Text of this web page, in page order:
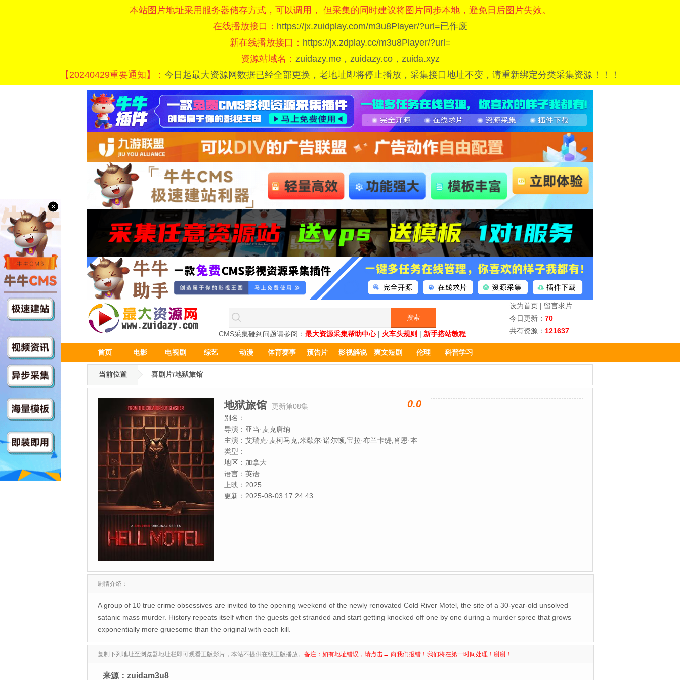
本站图片地址采用服务器储存方式，可以调用， 但采集的同时建议将图片同步本地，避免日后图片失效。
在线播放接口：https://jx.zuidplay.com/m3u8Player/?url=已作废
新在线播放接口： https://jx.zdplay.cc/m3u8Player/?url=
资源站域名： zuidazy.me，zuidazy.co，zuida.xyz
【20240429重要通知】： 今日起最大资源网数据已经全部更换，老地址即将停止播放，采集接口地址不变，请重新绑定分类采集资源！！！
CMS采集碰到问题请参阅： 最大资源采集帮助中心| 火车头规则 | 新手搭站教程
设为首页 | 留言求片
今日更新： 70
共有资源： 121637
首页 电影 电视剧 综艺 动漫 体育赛事 预告片 影视解说 爽文短剧 伦理 科普学习
当前位置 喜剧片/地狱旅馆
地狱旅馆 更新第08集 0.0
别名：
导演： 亚当·麦克唐纳
主演： 艾瑞克·麦柯马克,米歇尔·诺尔顿,宝拉·布兰卡缇,肖恩·本
森,阿提克斯·米切尔,吉娜维芙·迪格雷夫斯,吉姆·沃森,埃曼纽尔·
卡邦戈,Brynn Godenir
类型：
地区： 加拿大
语言： 英语
上映： 2025
更新： 2025-08-03 17:24:43
剧情介绍：
A group of 10 true crime obsessives are invited to the opening weekend of the newly renovated Cold River Motel, the site of a 30-year-old unsolved
satanic mass murder. History repeats itself when the guests get stranded and start getting knocked off one by one during a murder spree that grows
exponentially more gruesome than the original with each kill.
复制下列地址至浏览器地址栏即可观看正版影片，本站不提供在线正版播放。 备注：如有地址错误，请点击→ 向我们报错！我们将在第一时间处理！谢谢！
来源：zuidam3u8
×